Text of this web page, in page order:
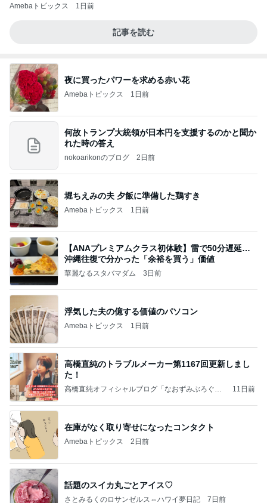
Amebaトピックス 1日前
記事を読む
夜に買ったパワーを求める赤い花
Amebaトピックス 1日前
何故トランプ大統領が日本円を支援するのかと聞か
れた時の答え
nokoarikonのブログ 2日前
堀ちえみの夫 夕飯に準備した鶏すき
Amebaトピックス 1日前
【ANAプレミアムクラス初体験】雷で50分遅延…
沖縄往復で分かった「余裕を買う」価値
華麗なるスタバマダム 3日前
浮気した夫の億する価値のパソコン
Amebaトピックス 1日前
高橋直純のトラブルメーカー第1167回更新しまし
た！
高橋直純オフィシャルブログ「なおずみぶろぐ」
11日前
在庫がなく取り寄せになったコンタクト
Amebaトピックス 2日前
話題のスイカ丸ごとアイス♡
さとみるくのロサンゼルス⇔ハワイ夢日記 7日前